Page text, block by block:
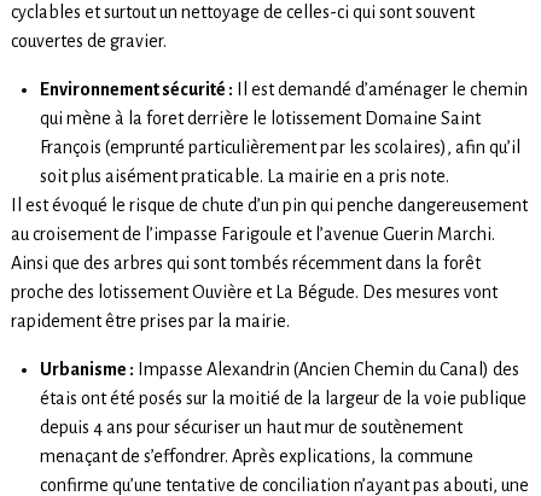
cyclables et surtout un nettoyage de celles-ci qui sont souvent
couvertes de gravier.
Environnement sécurité : Il est demandé d’aménager le chemin
qui mène à la foret derrière le lotissement Domaine Saint
François (emprunté particulièrement par les scolaires), afin qu’il
soit plus aisément praticable. La mairie en a pris note.
Il est évoqué le risque de chute d’un pin qui penche dangereusement
au croisement de l’impasse Farigoule et l’avenue Guerin Marchi.
Ainsi que des arbres qui sont tombés récemment dans la forêt
proche des lotissement Ouvière et La Bégude. Des mesures vont
rapidement être prises par la mairie.
Urbanisme : Impasse Alexandrin (Ancien Chemin du Canal) des
étais ont été posés sur la moitié de la largeur de la voie publique
depuis 4 ans pour sécuriser un haut mur de soutènement
menaçant de s’effondrer. Après explications, la commune
confirme qu’une tentative de conciliation n’ayant pas abouti, une